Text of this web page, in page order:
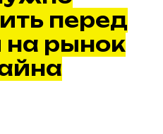
перед
рынок